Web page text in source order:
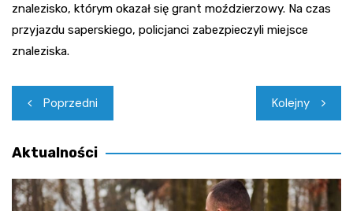
znalezisko, którym okazał się grant moździerzowy. Na czas
przyjazdu saperskiego, policjanci zabezpieczyli miejsce
znaleziska.
Nawigacja
wpisu
Poprzedni Kolejny
Aktualności